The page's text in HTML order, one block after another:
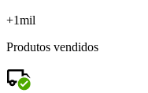
+1mil
Produtos vendidos